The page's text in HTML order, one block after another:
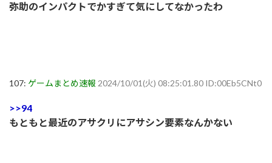
弥助のインパクトでかすぎて気にしてなかったわ
107: ゲームまとめ速報 2024/10/01(火) 08:25:01.80 ID:00Eb5CNt0
>>94
もともと最近のアサクリにアサシン要素なんかない